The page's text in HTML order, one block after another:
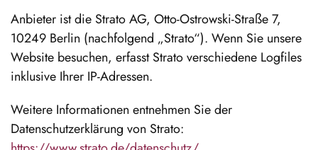
Anbieter ist die Strato AG, Otto-Ostrowski-Straße 7,
10249 Berlin (nachfolgend „Strato“). Wenn Sie unsere
Website besuchen, erfasst Strato verschiedene Logfiles
inklusive Ihrer IP-Adressen.
Weitere Informationen entnehmen Sie der
Datenschutzerklärung von Strato: